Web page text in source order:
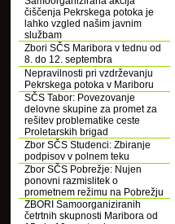
čiščenja Pekrskega potoka je
lahko vzgled našim javnim
službam
Zbori SČS Maribora v tednu od
8. do 12. septembra
Nepravilnosti pri vzdrževanju
Pekrskega potoka v Mariboru
SČS Tabor: Povezovanje
delovne skupine za promet za
rešitev problematike ceste
Proletarskih brigad
Zbor SČS Studenci: Zbiranje
podpisov v polnem teku
Zbor SČS Pobrežje: Nujen
ponovni razmislitek o
prometnem režimu na Pobrežju
ZBORI Samoorganiziranih
četrtnih skupnosti Maribora od